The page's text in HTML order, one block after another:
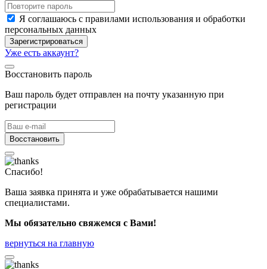
Я соглашаюсь с правилами использования и обработки
персональных данных
Зарегистрироваться
Уже есть аккаунт?
Восстановить пароль
Ваш пароль будет отправлен на почту указанную при
регистрации
Восстановить
Спасибо!
Ваша заявка принята и уже обрабатывается нашими
специалистами.
Мы обязательно свяжемся с Вами!
вернуться на главную